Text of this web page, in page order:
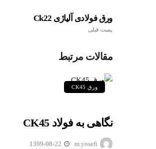
ورق فولادی آلیاژی Ck22
پست قبلی
مقالات مرتبط
ورق CK45
نگاهی به فولاد CK45
m.yosefi
1399-08-22